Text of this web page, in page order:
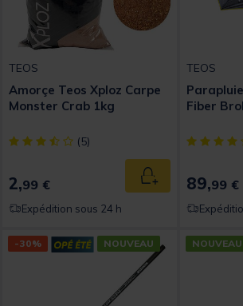
TEOS
Amorçe Teos Xploz Carpe
Monster Crab 1kg
[object Object] out of 5 Customer Rating
(5)
2,99 € Ajouter au panier
Expédition sous 24 h
TEOS
Fiber
[object
89,99 €
-30% NOUVEAU NOUVEAU